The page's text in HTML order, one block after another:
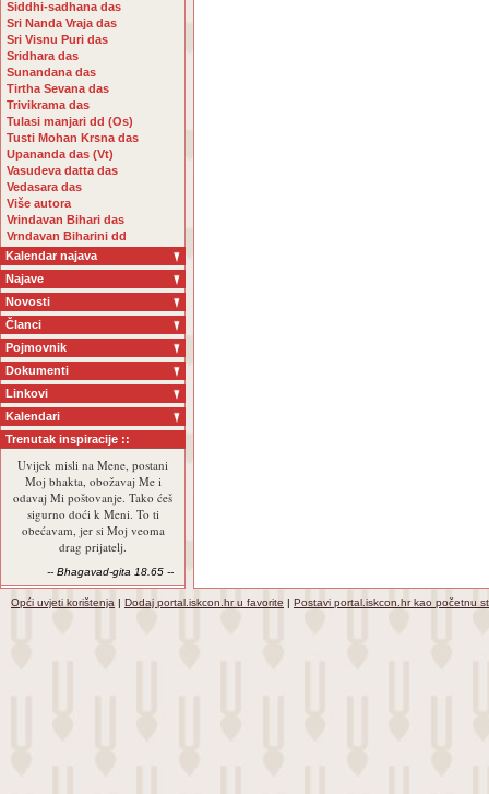
Siddhi-sadhana das
Sri Nanda Vraja das
Sri Visnu Puri das
Sridhara das
Sunandana das
Tirtha Sevana das
Trivikrama das
Tulasi manjari dd (Os)
Tusti Mohan Krsna das
Upananda das (Vt)
Vasudeva datta das
Vedasara das
Više autora
Vrindavan Bihari das
Vrndavan Biharini dd
Kalendar najava
Najave
Novosti
Članci
Pojmovnik
Dokumenti
Linkovi
Kalendari
Trenutak inspiracije ::
Uvijek misli na Mene, postani
Moj bhakta, obožavaj Me i
odavaj Mi poštovanje. Tako ćeš
sigurno doći k Meni. To ti
obećavam, jer si Moj veoma
drag prijatelj.
-- Bhagavad-gita 18.65 --
Opći uvjeti korištenja | Dodaj portal.iskcon.hr u favorite | Postavi portal.iskcon.hr kao početnu